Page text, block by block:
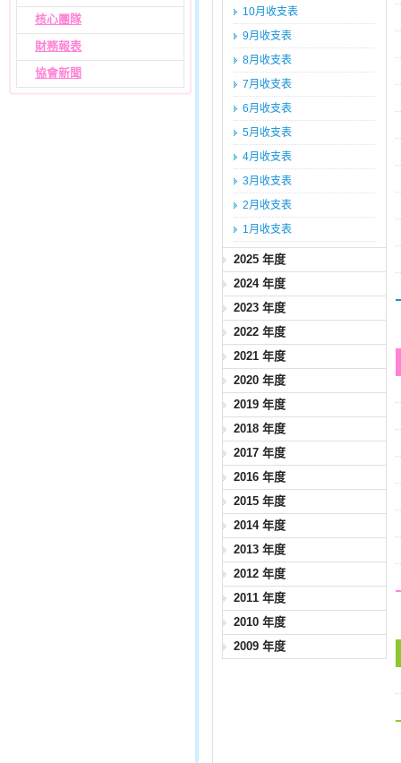
核心團隊
財務報表
協會新聞
10月收支表
9月收支表
8月收支表
7月收支表
6月收支表
5月收支表
4月收支表
3月收支表
2月收支表
1月收支表
2025 年度
2024 年度
2023 年度
2022 年度
2021 年度
2020 年度
2019 年度
2018 年度
2017 年度
2016 年度
2015 年度
2014 年度
2013 年度
2012 年度
2011 年度
2010 年度
2009 年度